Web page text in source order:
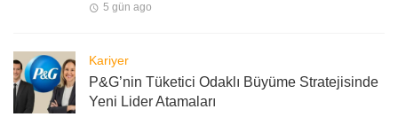
5 gün ago
Kariyer
P&G’nin Tüketici Odaklı Büyüme Stratejisinde
Yeni Lider Atamaları